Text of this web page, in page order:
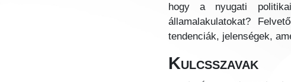
hogy a nyugati
államalakulatokat?
tendenciák, jelenségek,
Kulcsszavak